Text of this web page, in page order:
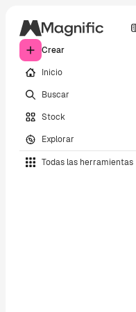
Crear
Inicio
Buscar
Stock
Explorar
Todas las herramientas